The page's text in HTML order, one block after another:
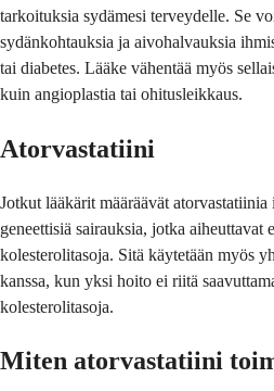
tarkoituksia sydämesi terveydelle. Se
sydänkohtauksia ja aivohalvauksia
tai diabetes. Lääke vähentää myös
kuin angioplastia tai ohitusleikkaus.
Atorvastatiini
Jotkut lääkärit määräävät
geneettisiä sairauksia, jotka aiheuttavat
kolesterolitasoja. Sitä käytetään myös
kanssa, kun yksi hoito ei riitä
kolesterolitasoja.
Miten atorvastatiini